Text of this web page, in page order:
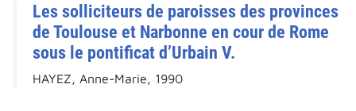
Les solliciteurs de paroisses des provinces
de Toulouse et Narbonne en cour de Rome
sous le pontificat d’Urbain V.
HAYEZ, Anne-Marie, 1990